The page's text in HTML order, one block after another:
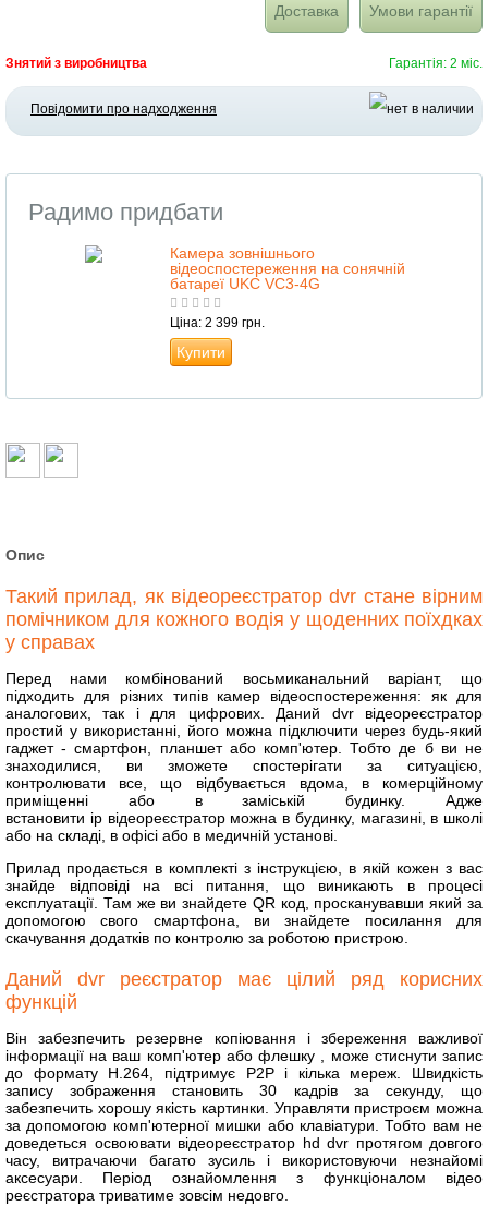
Доставка Умови гарантії
Знятий з виробництва Гарантія: 2 міс.
Повідомити про надходження
Радимо придбати
Камера зовнішнього
відеоспостереження на сонячній
батареї UKC VC3-4G
Ціна: 2 399 грн.
Купити
Опис
Такий прилад, як відеореєстратор dvr стане вірним
помічником для кожного водія у щоденних поїхдках
у справах
Перед нами комбінований восьмиканальний варіант, що
підходить для різних типів камер відеоспостереження: як для
аналогових, так і для цифрових. Даний dvr відеореєстратор
простий у використанні, його можна підключити через будь-який
гаджет - смартфон, планшет або комп'ютер. Тобто де б ви не
знаходилися, ви зможете спостерігати за ситуацією,
контролювати все, що відбувається вдома, в комерційному
приміщенні або в заміській будинку. Адже
встановити ip відеореєстратор можна в будинку, магазині, в школі
або на складі, в офісі або в медичній установі.
Прилад продається в комплекті з інструкцією, в якій кожен з вас
знайде відповіді на всі питання, що виникають в процесі
експлуатації. Там же ви знайдете QR код, просканувавши який за
допомогою свого смартфона, ви знайдете посилання для
скачування додатків по контролю за роботою пристрою.
Даний dvr реєстратор має цілий ряд корисних
функцій
Він забезпечить резервне копіювання і збереження важливої
інформації на ваш комп'ютер або флешку , може стиснути запис
до формату H.264, підтримує P2P і кілька мереж. Швидкість
запису зображення становить 30 кадрів за секунду, що
забезпечить хорошу якість картинки. Управляти пристроєм можна
за допомогою комп'ютерної мишки або клавіатури. Тобто вам не
доведеться освоювати відеореєстратор hd dvr протягом довгого
часу, витрачаючи багато зусиль і використовуючи незнайомі
аксесуари. Період ознайомлення з функціоналом відео
реєстратора триватиме зовсім недовго.